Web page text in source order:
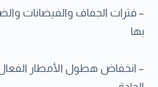
– فترات الجفاف والفيضانات
بها
– انخفاض هطول الأمطار الفعال